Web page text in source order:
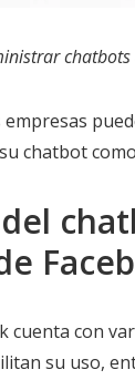
chatbots
chatbot
cuenta con
su uso,